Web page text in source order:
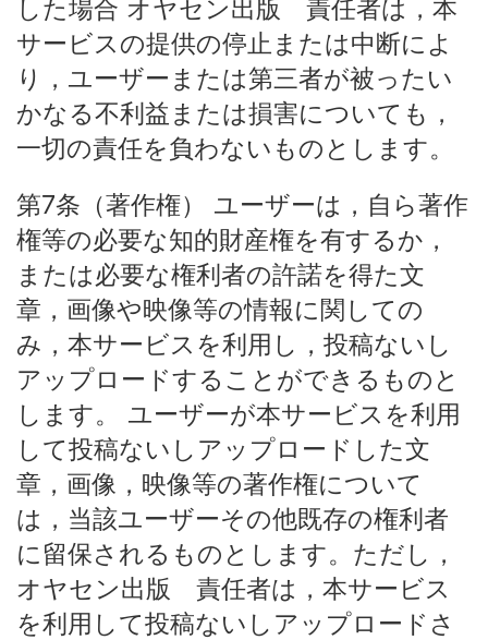
した場合 オヤセン出版 責任者は，本
サービスの提供の停止または中断によ
り，ユーザーまたは第三者が被ったい
かなる不利益または損害についても，
一切の責任を負わないものとします。
第7条（著作権） ユーザーは，自ら著作
権等の必要な知的財産権を有するか，
または必要な権利者の許諾を得た文
章，画像や映像等の情報に関しての
み，本サービスを利用し，投稿ないし
アップロードすることができるものと
します。 ユーザーが本サービスを利用
して投稿ないしアップロードした文
章，画像，映像等の著作権について
は，当該ユーザーその他既存の権利者
に留保されるものとします。ただし，
オヤセン出版 責任者は，本サービス
を利用して投稿ないしアップロードさ